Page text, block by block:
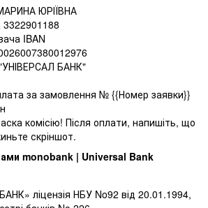
ЮРІЇВНА
IBAN
БАНК"
за замовлення № {{Номер заявки}}
комісію! Після оплати, напишіть, що
скріншот.
monobank | Universal Bank
ліцензія НБУ No92 від 20.01.1994,